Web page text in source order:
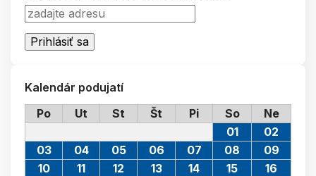
Kalendár podujatí
Po
Ut St Št Pi So Ne
01
02
03
04 05 06 07 08
09
10
11 12 13 14 15
16